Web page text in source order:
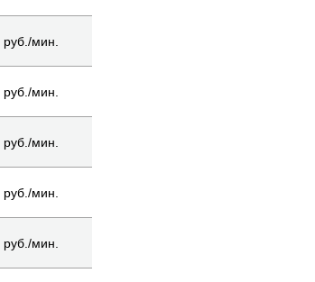
руб./мин.
руб./мин.
руб./мин.
руб./мин.
руб./мин.